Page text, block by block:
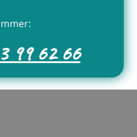
62 66